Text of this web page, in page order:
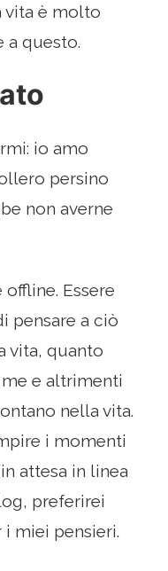
vita è molto
a questo.
io amo
persino
non averne
Essere
pensare a ciò
vita, quanto
e altrimenti
nella vita.
i momenti
attesa in linea
preferirei
miei pensieri.